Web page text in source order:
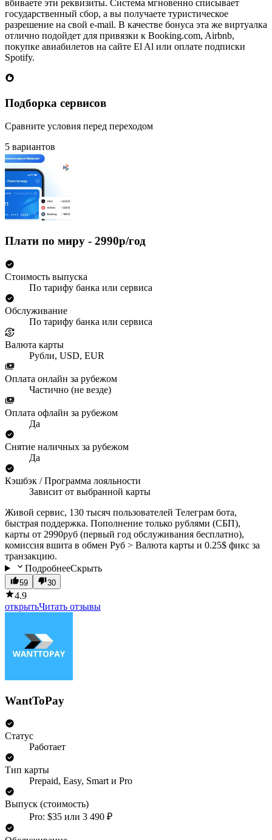
вбиваете эти реквизиты. Система мгновенно списывает
государственный сбор, а вы получаете туристическое
разрешение на свой e-mail. В качестве бонуса эта же виртуалка
отлично подойдет для привязки к Booking.com, Airbnb,
покупке авиабилетов на сайте El Al или оплате подписки
Spotify.
Подборка сервисов
Сравните условия перед переходом
5 вариантов
Плати по миру - 2990р/год
Стоимость выпуска
По тарифу банка или сервиса
Обслуживание
По тарифу банка или сервиса
Валюта карты
Рубли, USD, EUR
Оплата онлайн за рубежом
Частично (не везде)
Оплата офлайн за рубежом
Да
Снятие наличных за рубежом
Да
Кэшбэк / Программа лояльности
Зависит от выбранной карты
Живой сервис, 130 тысяч пользователей Телеграм бота,
быстрая поддержка. Пополнение только рублями (СБП),
карты от 2990руб (первый год обслуживания бесплатно),
комиссия вшита в обмен Руб > Валюта карты и 0.25$ фикс за
транзакцию.
ПодробнееСкрыть
59 30
4.9
открытьЧитать отзывы
WantToPay
Статус
Работает
Тип карты
Prepaid, Easy, Smart и Pro
Выпуск (стоимость)
Pro: $35 или 3 490 ₽